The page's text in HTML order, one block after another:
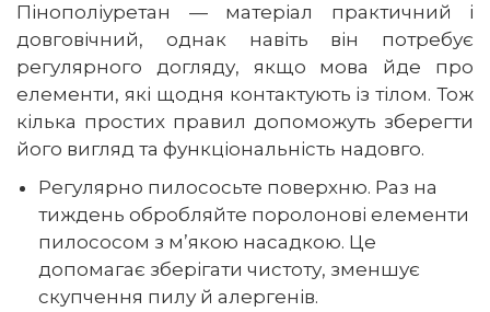
Пінополіуретан — матеріал практичний і
довговічний, однак навіть він потребує
регулярного догляду, якщо мова йде про
елементи, які щодня контактують із тілом. Тож
кілька простих правил допоможуть зберегти
його вигляд та функціональність надовго.
Регулярно пилососьте поверхню. Раз на
тиждень обробляйте поролонові елементи
пилососом з м’якою насадкою. Це
допомагає зберігати чистоту, зменшує
скупчення пилу й алергенів.